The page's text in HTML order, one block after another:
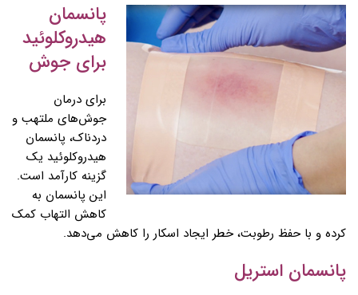
پانسمان
هیدروکلوئید
برای جوش
برای درمان
جوش‌های ملتهب و
دردناک، پانسمان
هیدروکلوئید یک
گزینه کارآمد است.
این پانسمان به
کاهش التهاب کمک
کرده و با حفظ رطوبت، خطر ایجاد اسکار را کاهش می‌دهد.
پانسمان استریل